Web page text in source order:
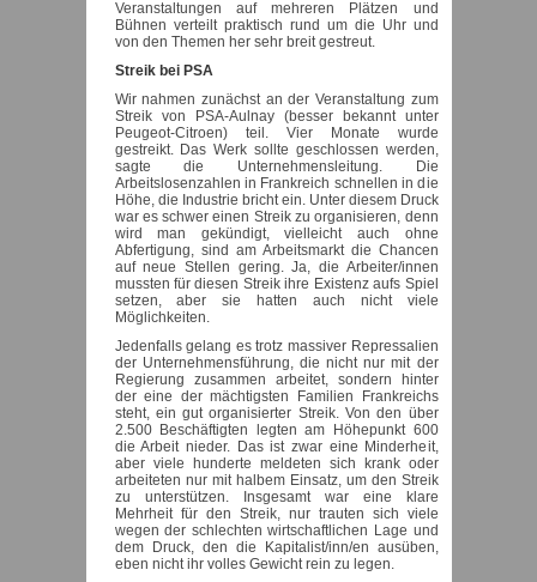
Veranstaltungen auf mehreren Plätzen und
Bühnen verteilt praktisch rund um die Uhr und
von den Themen her sehr breit gestreut.
Streik bei PSA
Wir nahmen zunächst an der Veranstaltung zum
Streik von PSA-Aulnay (besser bekannt unter
Peugeot-Citroen) teil. Vier Monate wurde
gestreikt. Das Werk sollte geschlossen werden,
sagte die Unternehmensleitung. Die
Arbeitslosenzahlen in Frankreich schnellen in die
Höhe, die Industrie bricht ein. Unter diesem Druck
war es schwer einen Streik zu organisieren, denn
wird man gekündigt, vielleicht auch ohne
Abfertigung, sind am Arbeitsmarkt die Chancen
auf neue Stellen gering. Ja, die Arbeiter/innen
mussten für diesen Streik ihre Existenz aufs Spiel
setzen, aber sie hatten auch nicht viele
Möglichkeiten.
Jedenfalls gelang es trotz massiver Repressalien
der Unternehmensführung, die nicht nur mit der
Regierung zusammen arbeitet, sondern hinter
der eine der mächtigsten Familien Frankreichs
steht, ein gut organisierter Streik. Von den über
2.500 Beschäftigten legten am Höhepunkt 600
die Arbeit nieder. Das ist zwar eine Minderheit,
aber viele hunderte meldeten sich krank oder
arbeiteten nur mit halbem Einsatz, um den Streik
zu unterstützen. Insgesamt war eine klare
Mehrheit für den Streik, nur trauten sich viele
wegen der schlechten wirtschaftlichen Lage und
dem Druck, den die Kapitalist/inn/en ausüben,
eben nicht ihr volles Gewicht rein zu legen.